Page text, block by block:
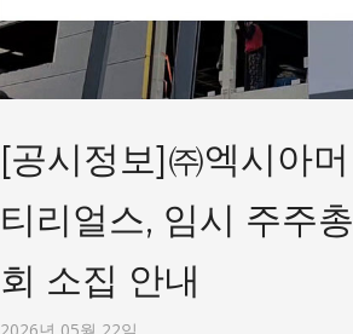
[공시정보]㈜엑시아머
티리얼스, 임시 주주총
회 소집 안내